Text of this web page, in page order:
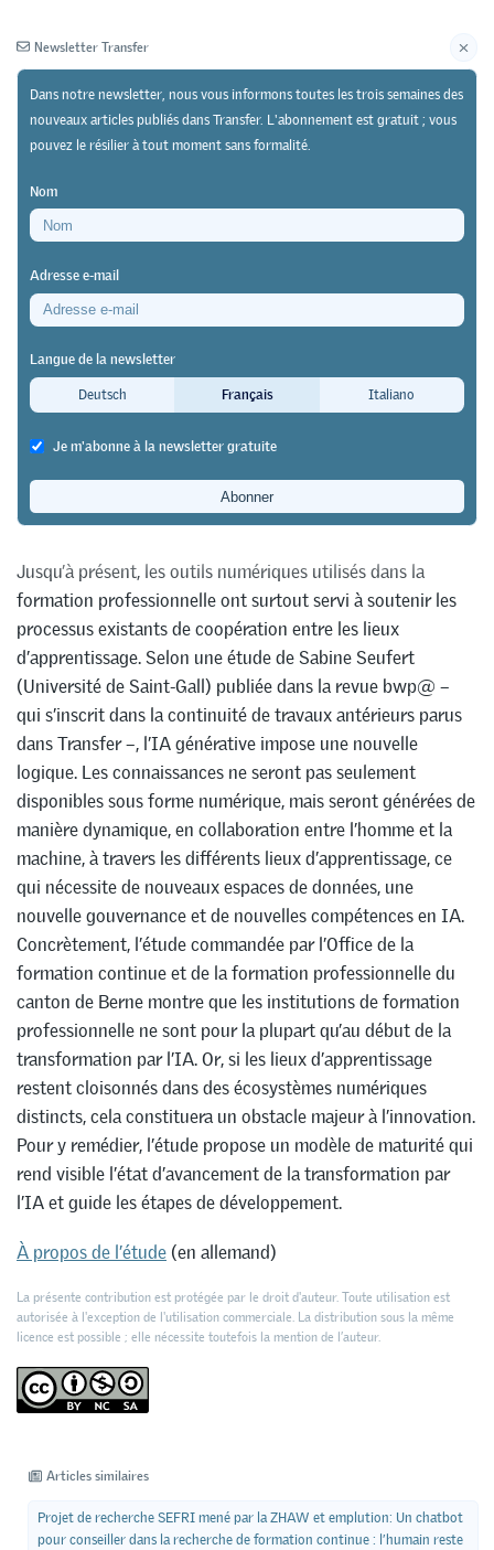
Newsletter Archives
05/06/26
Une étude menée dans le canton de Berne met en
Comment l’IA pourrait faire
progresser la coopération entre les
lieux d’apprentissage
Transfer
Jusqu’à présent, les outils numériques utilisés dans la
formation professionnelle ont surtout servi à soutenir les
processus existants de coopération entre les lieux
d’apprentissage. Selon une étude de Sabine Seufert
(Université de Saint-Gall) publiée dans la revue bwp@ –
qui s’inscrit dans la continuité de travaux antérieurs parus
dans Transfer –, l’IA générative impose une nouvelle
logique. Les connaissances ne seront pas seulement
disponibles sous forme numérique, mais seront générées de
manière dynamique, en collaboration entre l’homme et la
machine, à travers les différents lieux d’apprentissage, ce
qui nécessite de nouveaux espaces de données, une
nouvelle gouvernance et de nouvelles compétences en IA.
Concrètement, l’étude commandée par l’Office de la
formation continue et de la formation professionnelle du
canton de Berne montre que les institutions de formation
professionnelle ne sont pour la plupart qu’au début de la
transformation par l’IA. Or, si les lieux d’apprentissage
restent cloisonnés dans des écosystèmes numériques
distincts, cela constituera un obstacle majeur à l’innovation.
Pour y remédier, l’étude propose un modèle de maturité qui
rend visible l’état d’avancement de la transformation par
l’IA et guide les étapes de développement.
À propos de l’étude (en allemand)
La présente contribution est protégée par le droit d'auteur. Toute utilisation est
autorisée à l'exception de l'utilisation commerciale. La distribution sous la même
licence est possible ; elle nécessite toutefois la mention de l’auteur.
Articles similaires
Projet de recherche SEFRI mené par la ZHAW et emplution: Un chatbot
pour conseiller dans la recherche de formation continue : l’humain reste
Newsletter Transfer
Dans notre newsletter, nous vous informons toutes les trois semaines des
nouveaux articles publiés dans Transfer. L'abonnement est gratuit ; vous
pouvez le résilier à tout moment sans formalité.
Nom
Adresse e-mail
Langue de la newsletter
Deutsch
Français Italiano
Je m'abonne à la newsletter gratuite